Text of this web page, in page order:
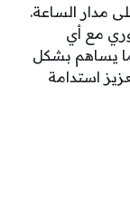
مدار الساعة.
مع أي
يساهم بشكل
استدامة